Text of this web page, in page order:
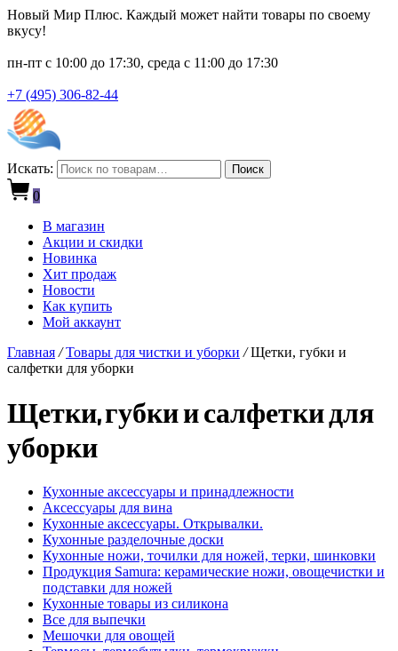
Новый Мир Плюс. Каждый может найти товары по своему
вкусу!
пн-пт с 10:00 до 17:30, среда с 11:00 до 17:30
+7 (495) 306-82-44
Искать: Поиск
0
В магазин
Акции и скидки
Новинка
Хит продаж
Новости
Как купить
Мой аккаунт
Главная / Товары для чистки и уборки /Щетки, губки и
салфетки для уборки
Щетки, губки и салфетки для
уборки
Кухонные аксессуары и принадлежности
Аксессуары для вина
Кухонные аксессуары. Открывалки.
Кухонные разделочные доски
Кухонные ножи, точилки для ножей, терки, шинковки
Продукция Samura: керамические ножи, овощечистки и
подставки для ножей
Кухонные товары из силикона
Все для выпечки
Мешочки для овощей